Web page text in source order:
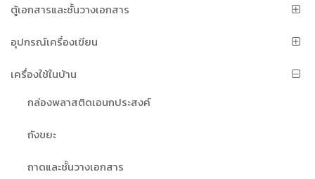
ตู้เอกสารและชั้นวางเอกสาร
อุปกรณ์เครื่องเขียน
เครื่องใช้ในบ้าน
กล่องพลาสติดเอนกประสงค์
ถังขยะ
ถาดและชั้นวางเอกสาร